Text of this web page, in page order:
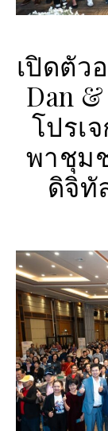
เปิดตัว
Dan
โปรเ
พาชุม
ดิจิทั